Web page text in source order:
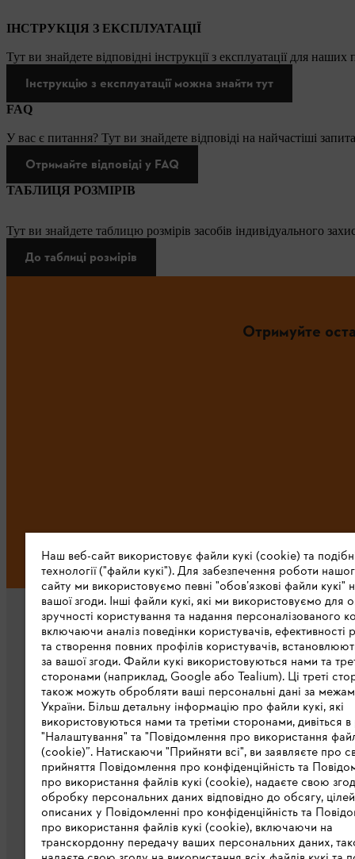
ІНСТРУКЦІЯ З ЕКСПЛУАТАЦІЇ
Тут ви знайдете відповідні інструкції з експлуатації для
Інструкцію з експлуатації можна знайти тут
FAQ
У вас є питання? Тут ви знайдете відповіді на найчастіші
Отримайте відповіді у FAQ
ТАБЛИЦЯ РОЗМІРІВ
Тут ви знайдете таблицю розмірів засобів індивідуального
До таблиці розмірів
Отримуйте
Про компанію STIHL
STIHL в світі
STIHL в Україні
Завантажити каталог
STIHL Integrity Line
Наш веб-сайт використовує файли кукі (cookie) та
технології ("файли кукі"). Для забезпечення роботи
сайту ми використовуємо певні "обов’язкові файли кукі"
вашої згоди. Інші файли кукі, які ми використовуємо для
зручності користування та надання персоналізованого
включаючи аналіз поведінки користувачів, ефективності
та створення повних профілів користувачів,
за вашої згоди. Файли кукі використовуються нами та
сторонами (наприклад, Google або Tealium). Ці треті
також можуть обробляти ваші персональні дані за
України. Більш детальну інформацію про файли кукі, які
використовуються нами та третіми сторонами, дивіться в
"Налаштування" та "Повідомлення про використання
(cookie)”. Натискаючи "Прийняти всі", ви заявляєте про
прийняття Повідомлення про конфіденційність та
про використання файлів кукі (cookie), надаєте свою
обробку персональних даних відповідно до обсягу,
описаних у Повідомленні про конфіденційність та
про використання файлів кукі (cookie), включаючи на
транскордонну передачу ваших персональних даних,